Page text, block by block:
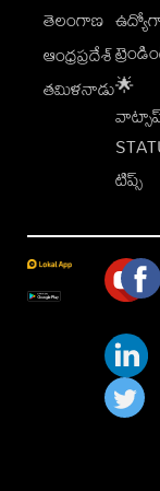
తెలంగాణ
ఆంధ్రప్రదేశ్
తమిళనాడు🌟
టిప్స్